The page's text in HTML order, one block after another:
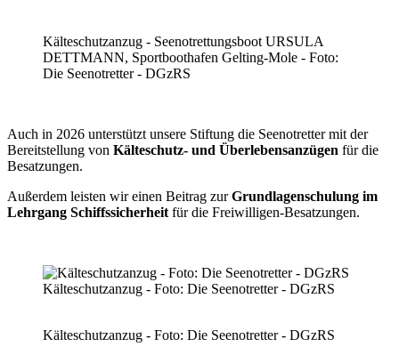
Kälteschutzanzug - Seenotrettungsboot URSULA
DETTMANN, Sportboothafen Gelting-Mole - Foto:
Die Seenotretter - DGzRS
Auch in 2026 unterstützt unsere Stiftung die Seenotretter mit der
Bereitstellung von Kälteschutz- und Überlebensanzügen für die
Besatzungen.
Außerdem leisten wir einen Beitrag zurGrundlagenschulung im
Lehrgang Schiffssicherheit für die Freiwilligen-Besatzungen.
Kälteschutzanzug - Foto: Die Seenotretter - DGzRS
Kälteschutzanzug - Foto: Die Seenotretter - DGzRS